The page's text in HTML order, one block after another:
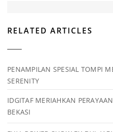
RELATED ARTICLES
PENAMPILAN SPESIAL TOMPI
SERENITY
IDGITAF MERIAHKAN
BEKASI